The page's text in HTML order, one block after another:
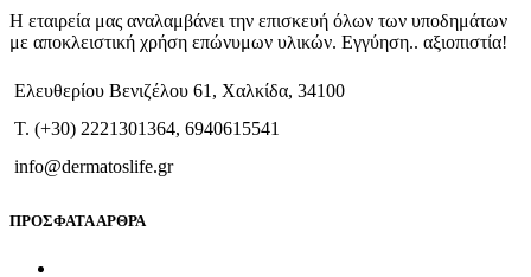
Η εταιρεία μας αναλαμβάνει την επισκευή όλων των υποδημάτων
με αποκλειστική χρήση επώνυμων υλικών. Εγγύηση.. αξιοπιστία!
Ελευθερίου Βενιζέλου 61, Χαλκίδα, 34100
T. (+30) 2221301364, 6940615541
info@dermatoslife.gr
ΠΡΟΣΦΑΤΑ ΑΡΘΡΑ